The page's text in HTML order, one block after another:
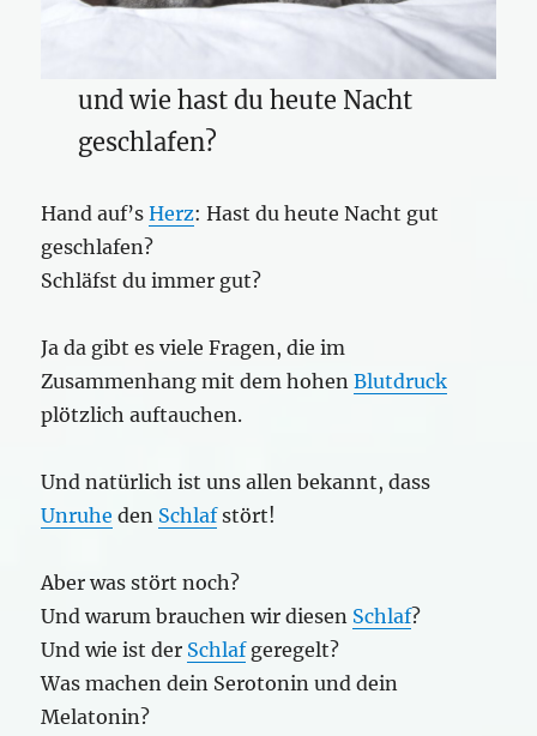
und wie hast du heute Nacht
geschlafen?
Hand auf’sHerz: Hast du heute Nacht gut
geschlafen?
Schläfst du immer gut?
Ja da gibt es viele Fragen, die im
Zusammenhang mit dem hohenBlutdruck
plötzlich auftauchen.
Und natürlich ist uns allen bekannt, dass
Unruhe den Schlafstört!
Aber was stört noch?
Und warum brauchen wir diesen Schlaf?
Und wie ist der Schlafgeregelt?
Was machen dein Serotonin und dein
Melatonin?